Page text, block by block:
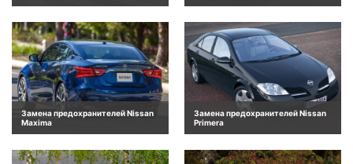
Замена предохранителей Nissan
Maxima
Замена предохранителей Nissan
Primera